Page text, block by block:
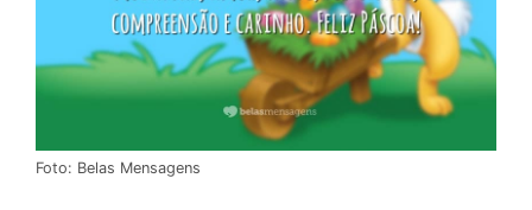
Foto: Belas Mensagens